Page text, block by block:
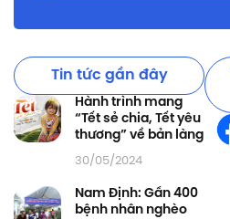
Tin tức gần đây
Hành trình mang
“Tết sẻ chia, Tết yêu
thương” về bản làng
30/05/2024
Nam Định: Gần 400
bệnh nhân nghèo